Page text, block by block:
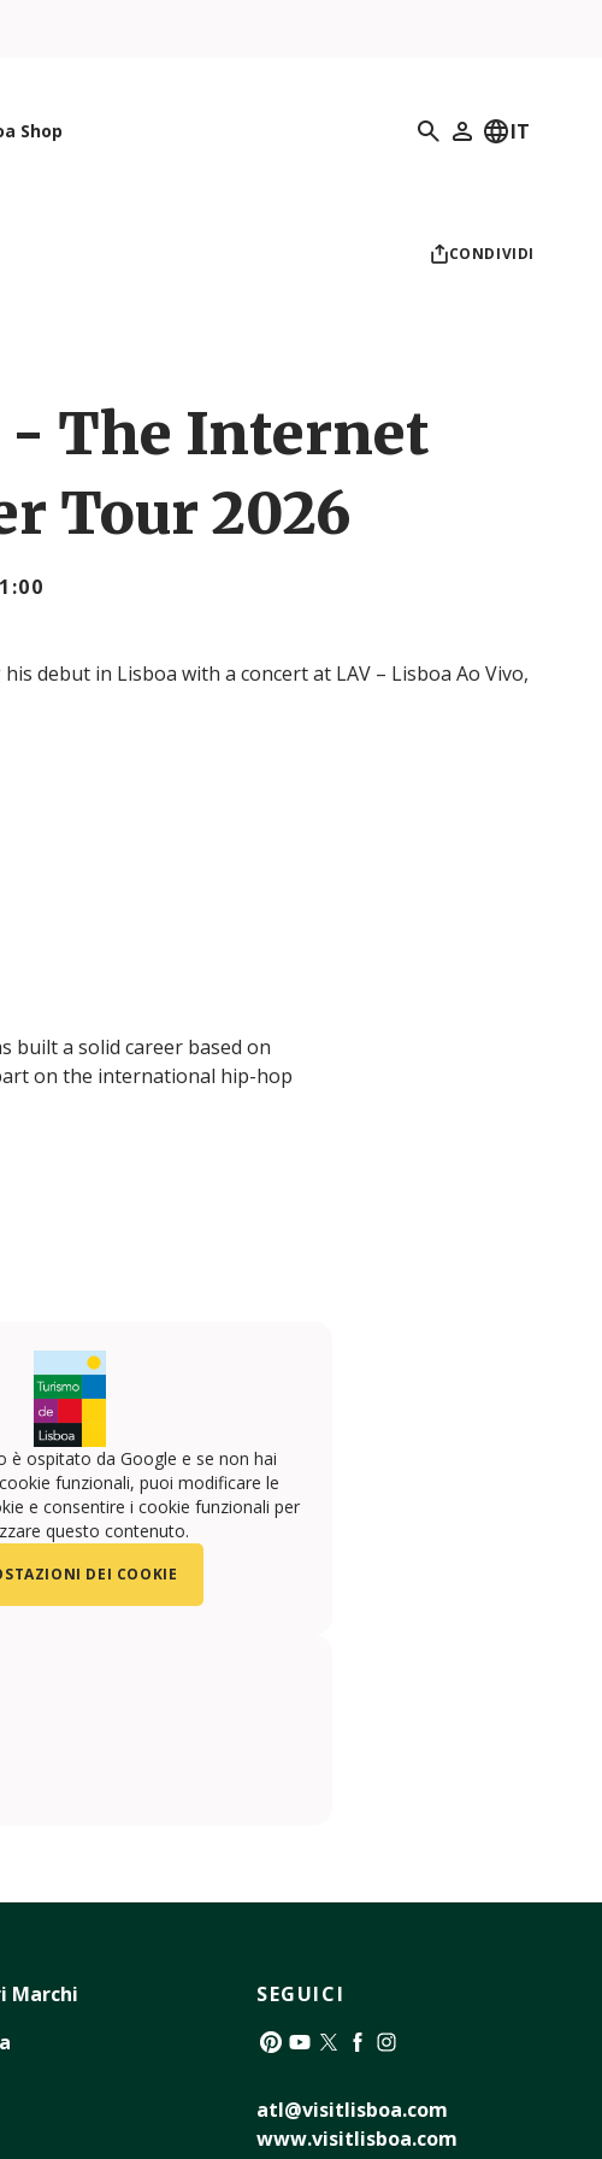
Shop Ricerca
Il mio profilo
IT
CONDIVIDI
- The Internet
Tour 2026
debut in Lisboa with a concert at LAV – Lisboa Ao Vivo,
built a solid career based on
on the international hip-hop
è ospitato da Google e se non hai
funzionali, puoi modificare le
e consentire i cookie funzionali per
questo contenuto.
DEI COOKIE
Marchi
SEGUICI
atl@visitlisboa.com
www.visitlisboa.com